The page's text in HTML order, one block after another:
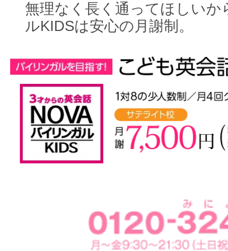
無理なく長く通ってほしいか
ルKIDSは安心の月謝制。